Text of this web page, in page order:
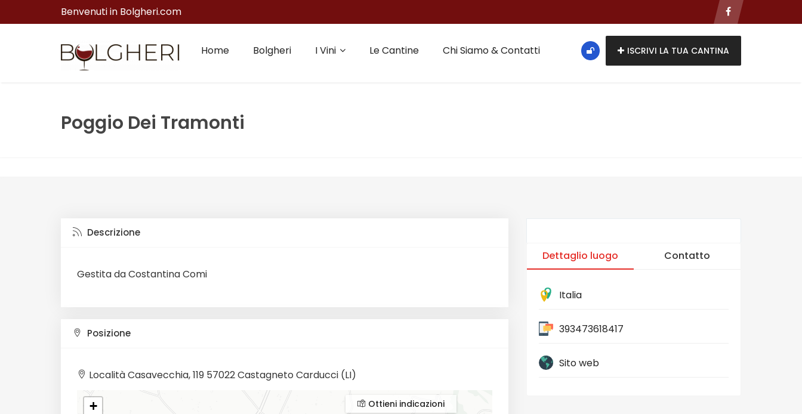
Benvenuti in Bolgheri.com
ISCRIVI LA TUA CANTINA
Home Bolgheri I Vini Le Cantine Chi Siamo & Contatti
Poggio Dei Tramonti
Descrizione
Gestita da Costantina Comi
Posizione
Località Casavecchia, 119 57022 Castagneto Carducci (LI)
+
Ottieni indicazioni
Dettaglio luogo Contatto
Italia
393473618417
Sito web